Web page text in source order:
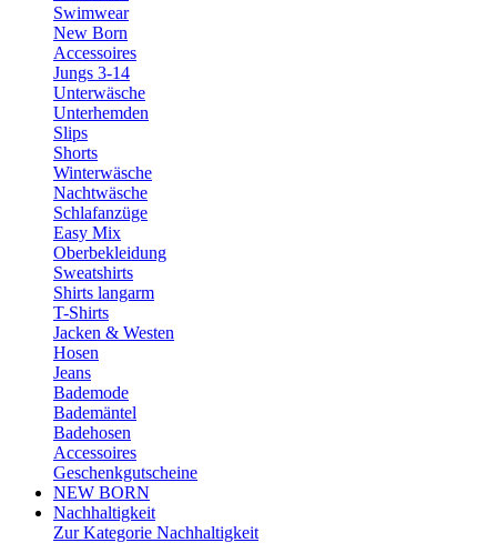
Swimwear
New Born
Accessoires
Jungs 3-14
Unterwäsche
Unterhemden
Slips
Shorts
Winterwäsche
Nachtwäsche
Schlafanzüge
Easy Mix
Oberbekleidung
Sweatshirts
Shirts langarm
T-Shirts
Jacken & Westen
Hosen
Jeans
Bademode
Bademäntel
Badehosen
Accessoires
Geschenkgutscheine
NEW BORN
Nachhaltigkeit
Zur Kategorie Nachhaltigkeit